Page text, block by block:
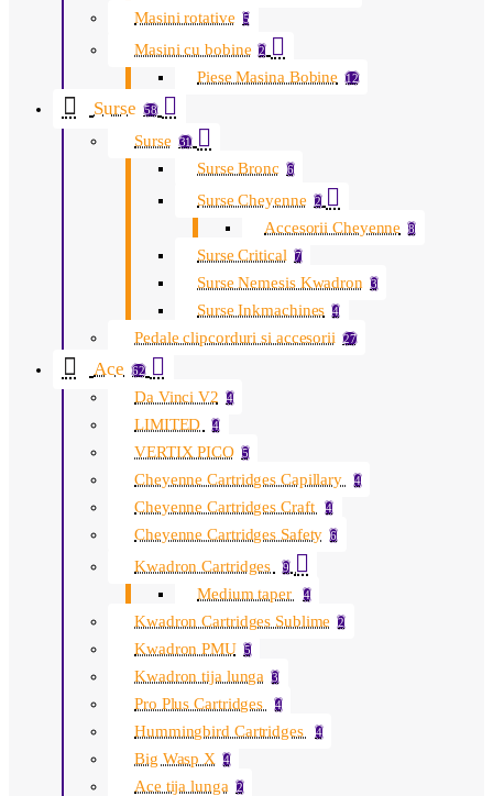
Masini rotative 5
Masini cu bobine 2
Piese Masina Bobine 12
Surse 58
Surse 31
Surse Bronc 6
Surse Cheyenne 2
Accesorii Cheyenne 8
Surse Critical 7
Surse Nemesis Kwadron 3
Surse Inkmachines 4
Pedale clipcorduri si accesorii 27
Ace 62
Da Vinci V2 4
LIMITED 4
VERTIX PICO 5
Cheyenne Cartridges Capillary 4
Cheyenne Cartridges Craft 4
Cheyenne Cartridges Safety 6
Kwadron Cartridges 9
Medium taper 4
Kwadron Cartridges Sublime 2
Kwadron PMU 5
Kwadron tija lunga 3
Pro Plus Cartridges 4
Hummingbird Cartridges 4
Big Wasp X 4
Ace tija lunga 2